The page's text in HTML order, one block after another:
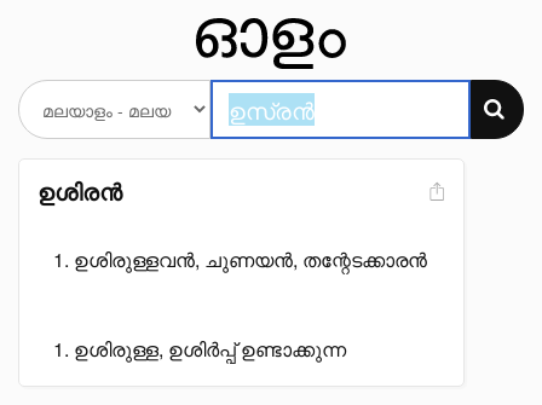
ഉശിരൻ
ഉശിരുള്ളവൻ, ചുണയൻ, തന്റേടക്കാരൻ
ഉശിരുള്ള, ഉശിർപ്പ് ഉണ്ടാക്കുന്ന